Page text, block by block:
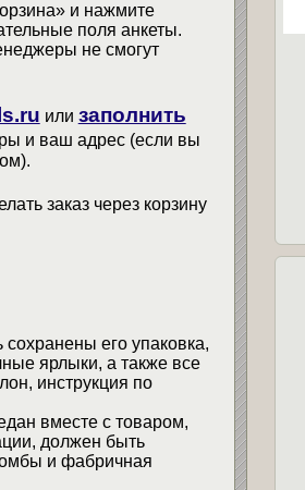
и нажмите
поля анкеты.
не смогут
или заполнить
и ваш адрес (если вы
заказ через корзину
его упаковка,
ярлыки, а также все
инструкция по
вместе с товаром,
должен быть
и фабричная